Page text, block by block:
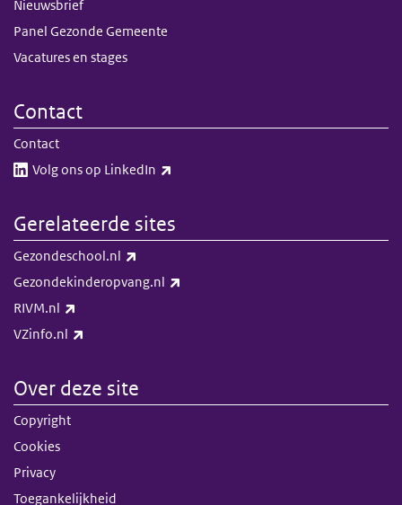
Nieuwsbrief
Panel Gezonde Gemeente
Vacatures en stages
Contact
Contact
Volg ons op LinkedIn​​
Gerelateerde sites
Gezondeschool.nl
Gezondekinderopvang.nl
RIVM.nl
VZinfo.nl
Over deze site
Copyright
Cookies
Privacy
Toegankelijkheid